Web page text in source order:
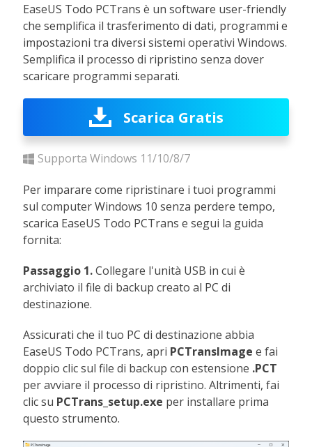
EaseUS Todo PCTrans è un software user-friendly
che semplifica il trasferimento di dati, programmi e
impostazioni tra diversi sistemi operativi Windows.
Semplifica il processo di ripristino senza dover
scaricare programmi separati.
Scarica Gratis
Supporta Windows 11/10/8/7
Per imparare come ripristinare i tuoi programmi
sul computer Windows 10 senza perdere tempo,
scarica EaseUS Todo PCTrans e segui la guida
fornita:
Passaggio 1.Collegare l'unità USB in cui è
archiviato il file di backup creato al PC di
destinazione.
Assicurati che il tuo PC di destinazione abbia
EaseUS Todo PCTrans, apri PCTransImage e fai
doppio clic sul file di backup con estensione .PCT
per avviare il processo di ripristino. Altrimenti, fai
clic su PCTrans_setup.exe per installare prima
questo strumento.